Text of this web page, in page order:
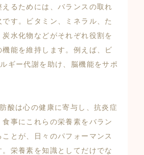
るためには、バランスの取れ
す。ビタミン、ミネラル、た
炭水化物などがそれぞれ役割を
能を維持します。例えば、ビ
ギー代謝を助け、脳機能をサポ
酸は心の健康に寄与し、抗炎症
事にこれらの栄養素をバラン
とが、日々のパフォーマンス
栄養素を知識としてだけでな